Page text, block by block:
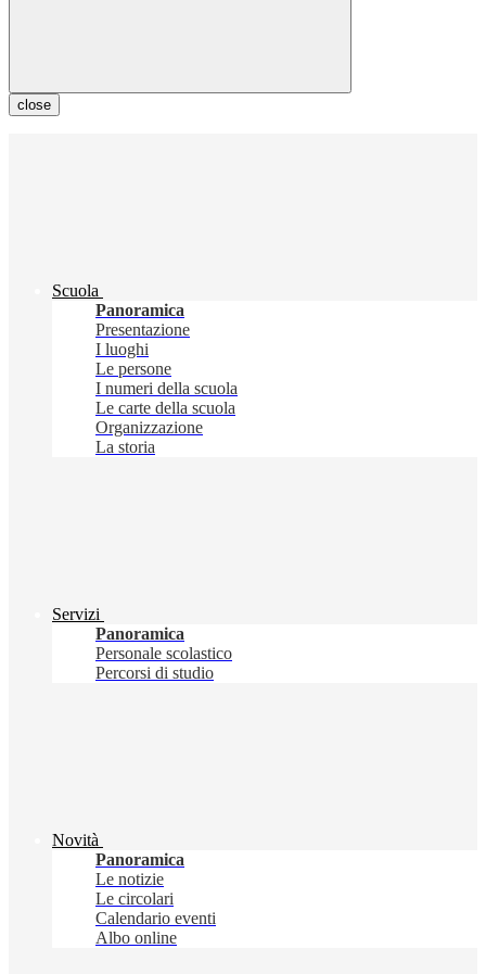
close
Scuola
Panoramica
Presentazione
I luoghi
Le persone
I numeri della scuola
Le carte della scuola
Organizzazione
La storia
Servizi
Panoramica
Personale scolastico
Percorsi di studio
Novità
Panoramica
Le notizie
Le circolari
Calendario eventi
Albo online